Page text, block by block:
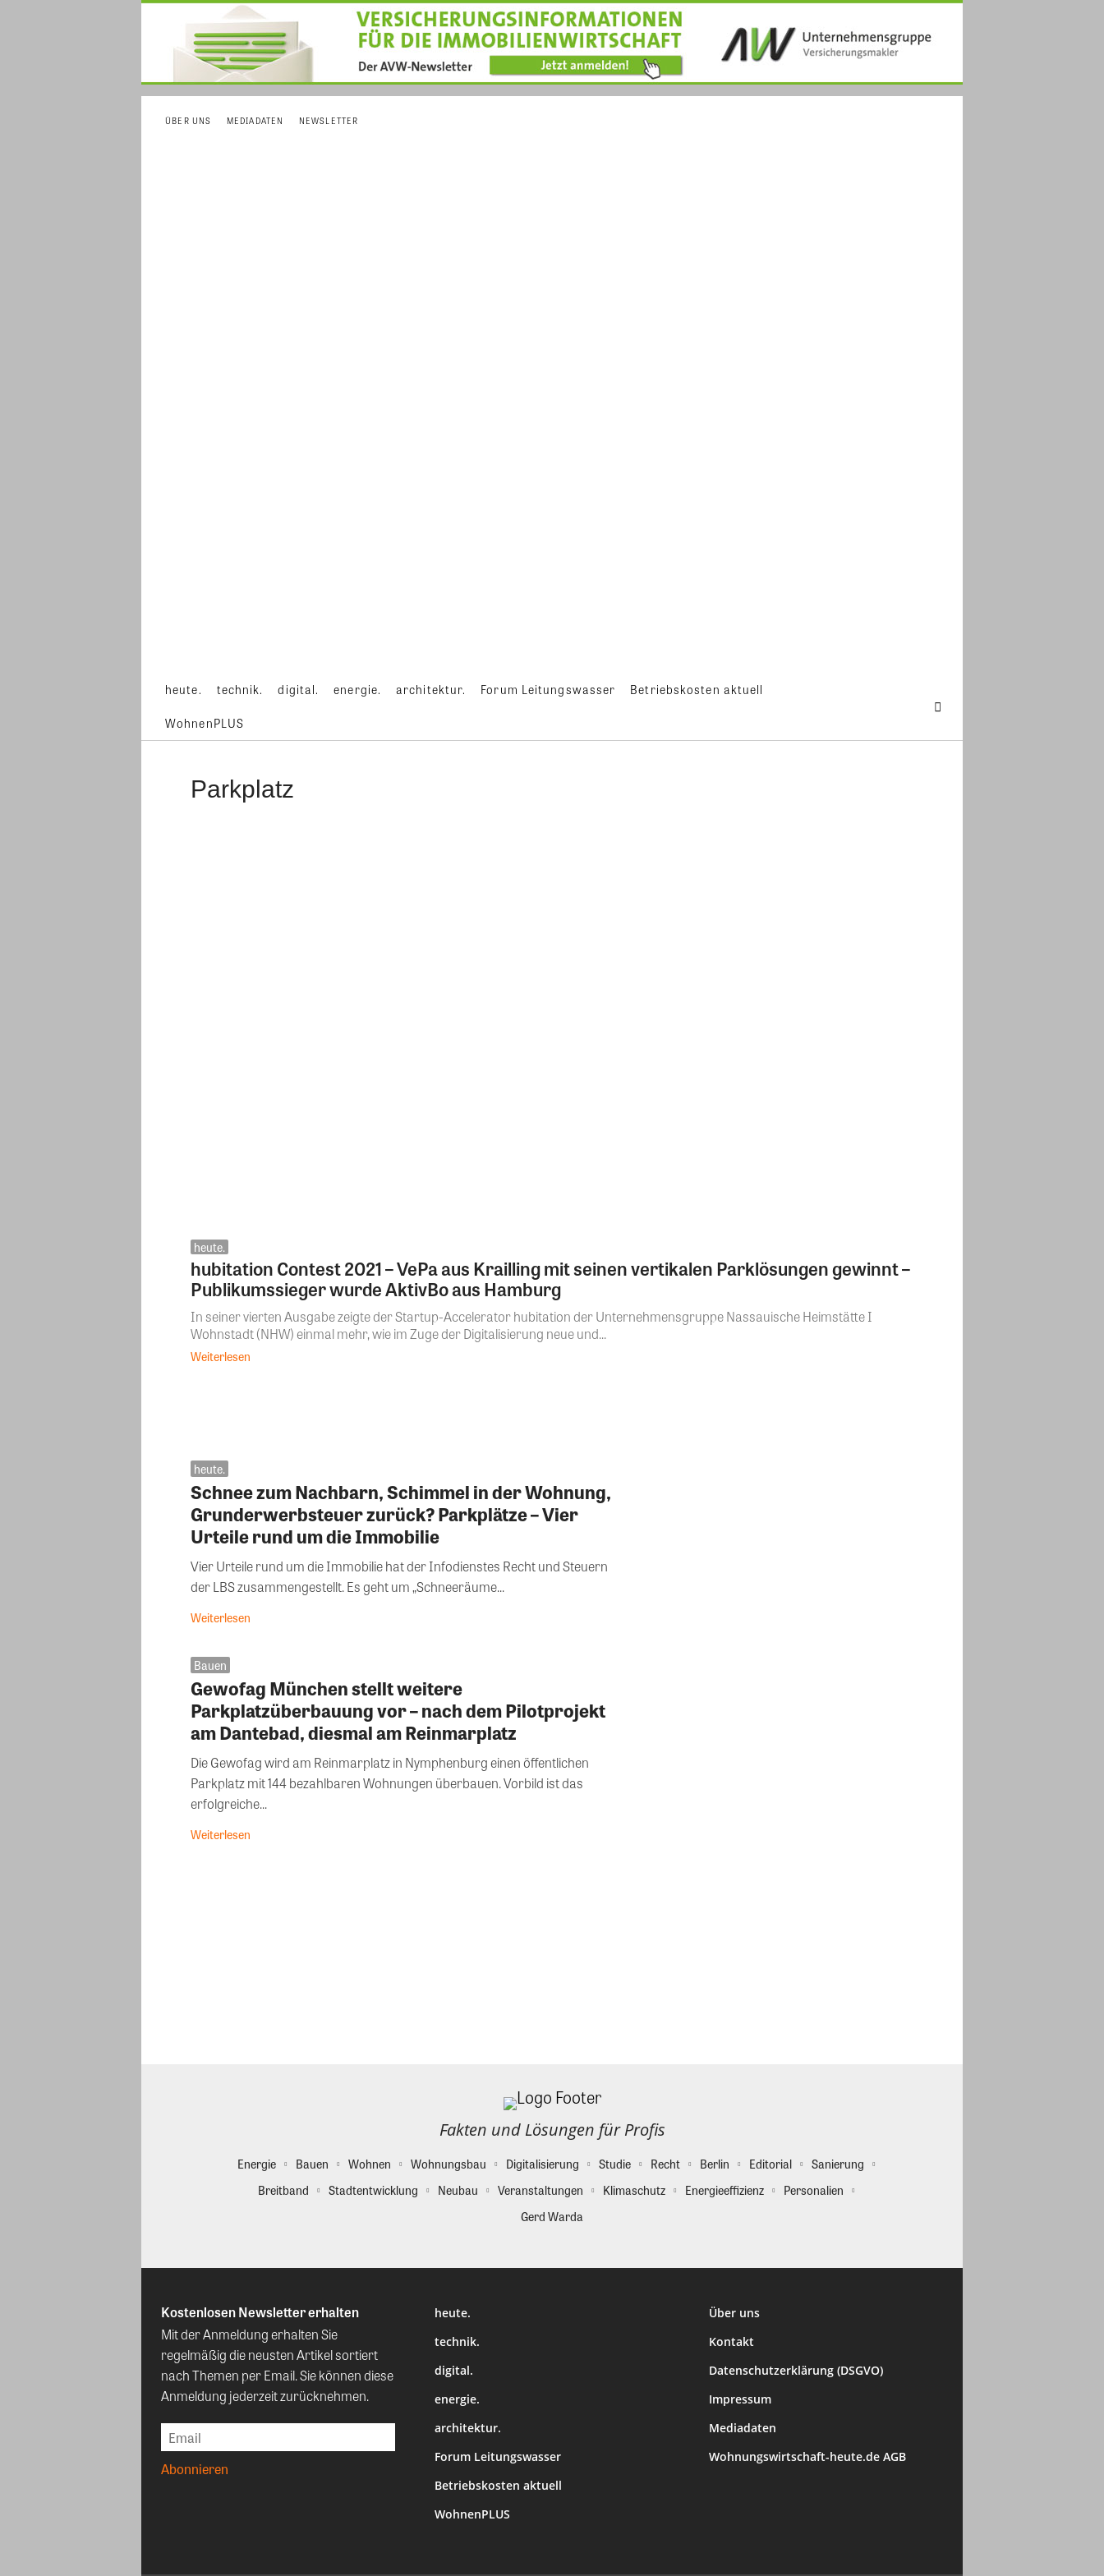
ÜBER UNS MEDIADATEN NEWSLETTER
heute. technik. digital. energie. architektur. Forum Leitungswasser Betriebskosten aktuell
WohnenPLUS
Parkplatz
heute.
hubitation Contest 2021 – VePa aus Krailling mit seinen vertikalen Parklösungen gewinnt –
Publikumssieger wurde AktivBo aus Hamburg
In seiner vierten Ausgabe zeigte der Startup-Accelerator hubitation der Unternehmensgruppe Nassauische Heimstätte I
Wohnstadt (NHW) einmal mehr, wie im Zuge der Digitalisierung neue und...
Weiterlesen
heute.
Schnee zum Nachbarn, Schimmel in der Wohnung,
Grunderwerbsteuer zurück? Parkplätze – Vier
Urteile rund um die Immobilie
Vier Urteile rund um die Immobilie hat der Infodienstes Recht und Steuern
der LBS zusammengestellt. Es geht um „Schneeräume...
Weiterlesen
Bauen
Gewofag München stellt weitere
Parkplatzüberbauung vor – nach dem Pilotprojekt
am Dantebad, diesmal am Reinmarplatz
Die Gewofag wird am Reinmarplatz in Nymphenburg einen öffentlichen
Parkplatz mit 144 bezahlbaren Wohnungen überbauen. Vorbild ist das
erfolgreiche...
Weiterlesen
Fakten und Lösungen für Profis
Energie Bauen Wohnen Wohnungsbau Digitalisierung Studie Recht Berlin Editorial
Sanierung
Breitband
Stadtentwicklung Neubau Veranstaltungen Klimaschutz Energieeffizienz
Personalien
Gerd Warda
Kostenlosen Newsletter erhalten
Mit der Anmeldung erhalten Sie
regelmäßig die neusten Artikel sortiert
nach Themen per Email. Sie können diese
Anmeldung jederzeit zurücknehmen.
heute.
technik.
digital.
energie.
architektur.
Forum Leitungswasser
Betriebskosten aktuell
WohnenPLUS
Über uns
Kontakt
Datenschutzerklärung (DSGVO)
Impressum
Mediadaten
Wohnungswirtschaft-heute.de AGB